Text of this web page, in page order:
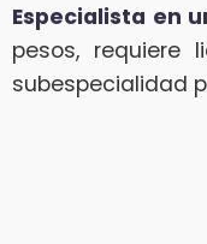
Especialista en
pesos, requiere
subespecialidad